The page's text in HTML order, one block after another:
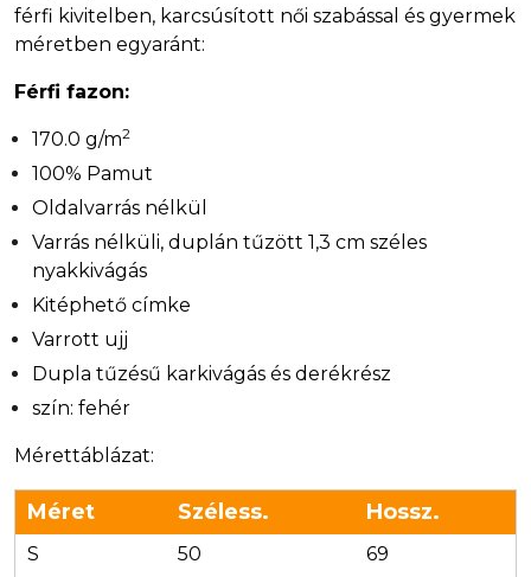
férfi kivitelben, karcsúsított női szabással és gyermek
méretben egyaránt:
Férfi fazon:
170.0 g/m2
100% Pamut
Oldalvarrás nélkül
Varrás nélküli, duplán tűzött 1,3 cm széles
nyakkivágás
Kitéphető címke
Varrott ujj
Dupla tűzésű karkivágás és derékrész
szín: fehér
Mérettáblázat:
Méret Széless. Hossz.
S 50
69